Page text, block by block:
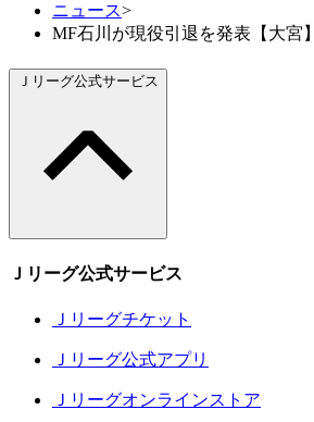
ニュース>
MF石川が現役引退を発表【大宮】
Ｊリーグ公式サービス
Ｊリーグ公式サービス
Ｊリーグチケット
Ｊリーグ公式アプリ
Ｊリーグオンラインストア